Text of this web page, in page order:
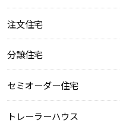
注文住宅
分譲住宅
セミオーダー住宅
トレーラーハウス